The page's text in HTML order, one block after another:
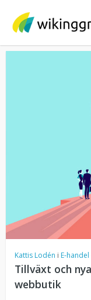
content
Kattis Lodén i E-handel
Tillväxt och
webbutik